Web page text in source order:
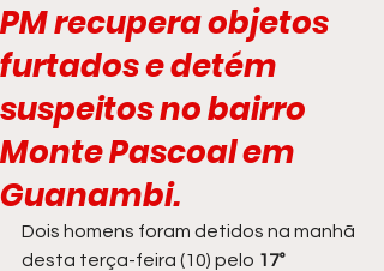
PM recupera objetos
furtados e detém
suspeitos no bairro
Monte Pascoal em
Guanambi.
Dois homens foram detidos na manhã
desta terça-feira (10) pelo 17º